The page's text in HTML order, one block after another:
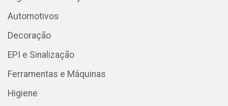
Automotivos
Decoração
EPI e Sinalização
Ferramentas e Máquinas
Higiene